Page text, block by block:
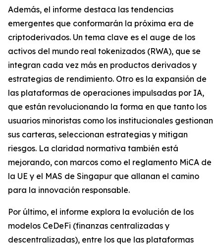
Además, el informe destaca las tendencias
emergentes que conformarán la próxima era de
criptoderivados. Un tema clave es el auge de los
activos del mundo real tokenizados (RWA), que se
integran cada vez más en productos derivados y
estrategias de rendimiento. Otro es la expansión de
las plataformas de operaciones impulsadas por IA,
que están revolucionando la forma en que tanto los
usuarios minoristas como los institucionales gestionan
sus carteras, seleccionan estrategias y mitigan
riesgos. La claridad normativa también está
mejorando, con marcos como el reglamento MiCA de
la UE y el MAS de Singapur que allanan el camino
para la innovación responsable.
Por último, el informe explora la evolución de los
modelos CeDeFi (finanzas centralizadas y
descentralizadas), entre los que las plataformas